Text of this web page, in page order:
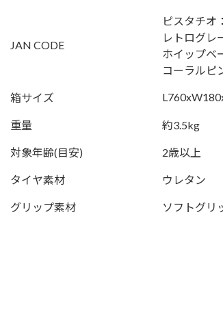
JAN CODE
ピスタチオ
レトログレ
ホイップベ
コーラルピ
箱サイズ
重量 約3.5kg
対象年齢(目安) 2歳以上
タイヤ素材 ウレタン
グリップ素材
ソフトグリ